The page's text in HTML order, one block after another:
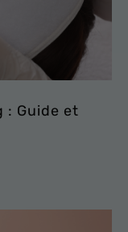
: Guide et